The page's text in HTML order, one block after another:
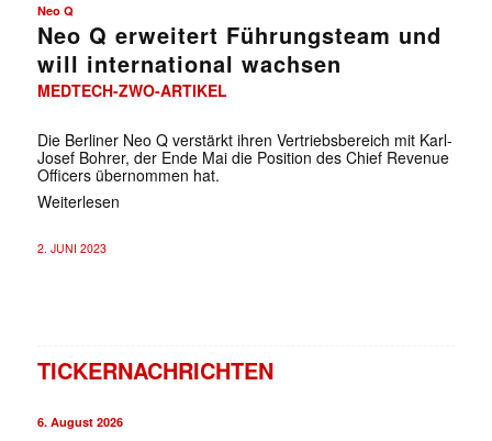
Neo Q
Neo Q erweitert Führungsteam und
will international wachsen
MEDTECH-ZWO-ARTIKEL
Die Berliner Neo Q verstärkt ihren Vertriebsbereich mit Karl-
Josef Bohrer, der Ende Mai die Position des Chief Revenue
Officers übernommen hat.
Weiterlesen
2. JUNI 2023
TICKERNACHRICHTEN
6. August 2026